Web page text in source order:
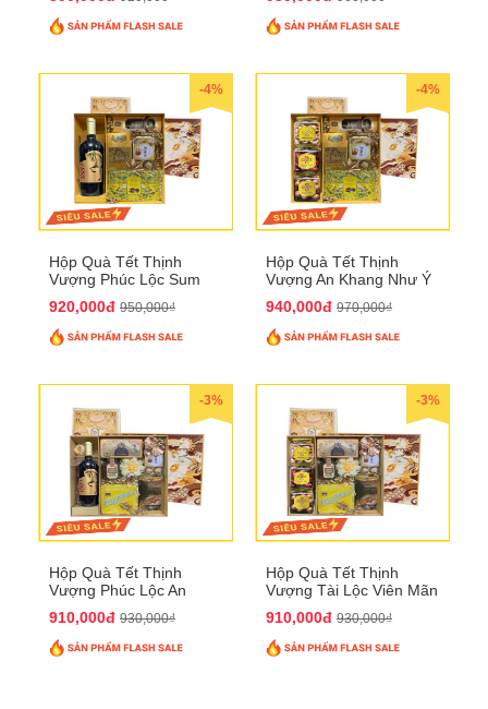
-4%
Hộp Quà Tết Thịnh
Vượng Phúc Lộc Sum
920,000đ 950,000₫
-4%
Hộp Quà Tết Thịnh
Vượng An Khang Như Ý
940,000đ 970,000₫
-3%
Hộp Quà Tết Thịnh
Vượng Phúc Lộc An
910,000đ 930,000₫
-3%
Hộp Quà Tết Thịnh
Vượng Tài Lộc Viên Mãn
910,000đ 930,000₫